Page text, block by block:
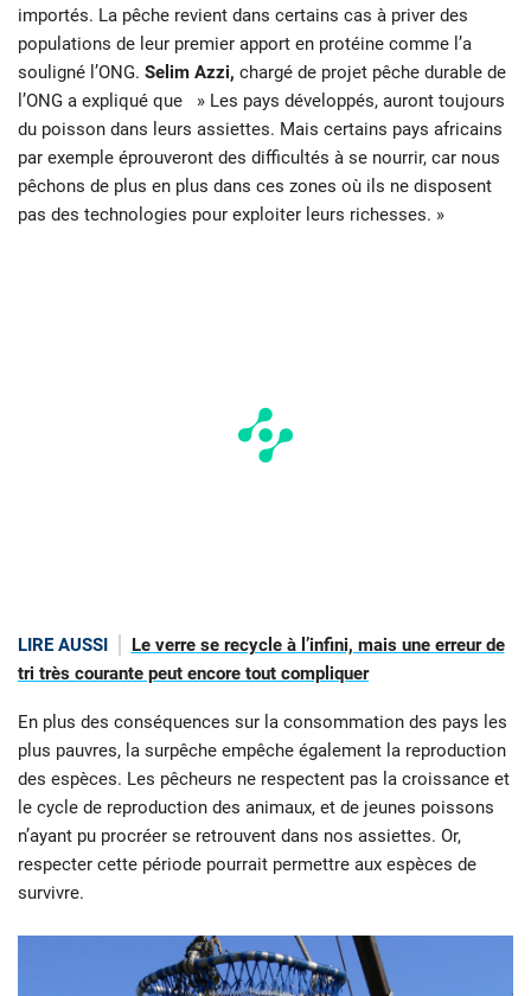
importés. La pêche revient dans certains cas à priver des
populations de leur premier apport en protéine comme l’a
souligné l’ONG. Selim Azzi, chargé de projet pêche durable de
l’ONG a expliqué que » Les pays développés, auront toujours
du poisson dans leurs assiettes. Mais certains pays africains
par exemple éprouveront des difficultés à se nourrir, car nous
pêchons de plus en plus dans ces zones où ils ne disposent
pas des technologies pour exploiter leurs richesses. »
LIRE AUSSI
Le verre se recycle à l’infini, mais une erreur de
tri très courante peut encore tout compliquer
En plus des conséquences sur la consommation des pays les
plus pauvres, la surpêche empêche également la reproduction
des espèces. Les pêcheurs ne respectent pas la croissance et
le cycle de reproduction des animaux, et de jeunes poissons
n’ayant pu procréer se retrouvent dans nos assiettes. Or,
respecter cette période pourrait permettre aux espèces de
survivre.